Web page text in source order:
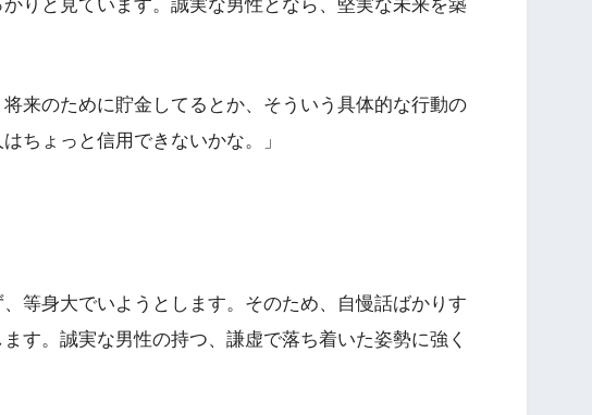
りと見ています。誠実な男性となら、堅実な未来を築
将来のために貯金してるとか、そういう具体的な行動の
ちょっと信用できないかな。」
等身大でいようとします。そのため、自慢話ばかりす
す。誠実な男性の持つ、謙虚で落ち着いた姿勢に強く